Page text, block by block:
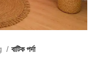
বাটিক পর্দা